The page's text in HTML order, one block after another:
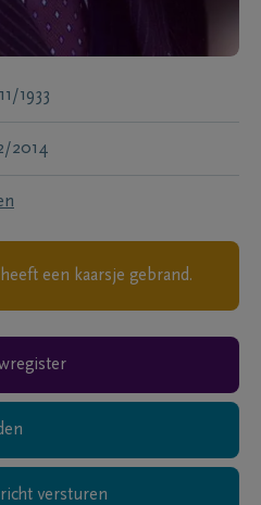
1933
2014
heeft een kaarsje gebrand.
versturen